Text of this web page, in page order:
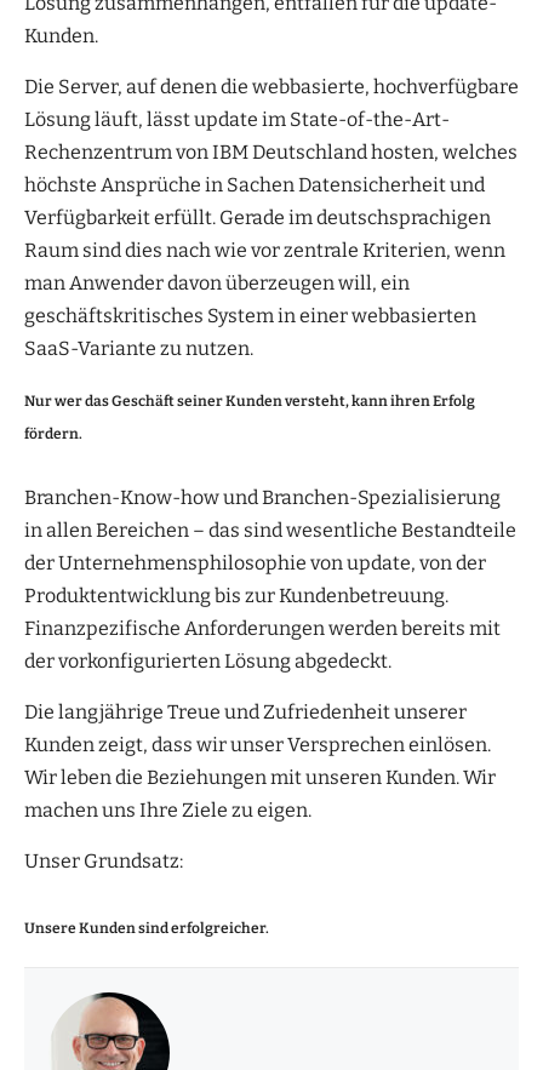
Kunden.
Die Server, auf denen die webbasierte, hochverfügbare
Lösung läuft, lässt update im State-of-the-Art-
Rechenzentrum von IBM Deutschland hosten, welches
höchste Ansprüche in Sachen Datensicherheit und
Verfügbarkeit erfüllt. Gerade im deutschsprachigen
Raum sind dies nach wie vor zentrale Kriterien, wenn
man Anwender davon überzeugen will, ein
geschäftskritisches System in einer webbasierten
SaaS-Variante zu nutzen.
Nur wer das Geschäft seiner Kunden versteht, kann ihren Erfolg
fördern.
Branchen-Know-how und Branchen-Spezialisierung
in allen Bereichen – das sind wesentliche Bestandteile
der Unternehmensphilosophie von update, von der
Produktentwicklung bis zur Kundenbetreuung.
Finanzpezifische Anforderungen werden bereits mit
der vorkonfigurierten Lösung abgedeckt.
Die langjährige Treue und Zufriedenheit unserer
Kunden zeigt, dass wir unser Versprechen einlösen.
Wir leben die Beziehungen mit unseren Kunden. Wir
machen uns Ihre Ziele zu eigen.
Unser Grundsatz:
Unsere Kunden sind erfolgreicher.